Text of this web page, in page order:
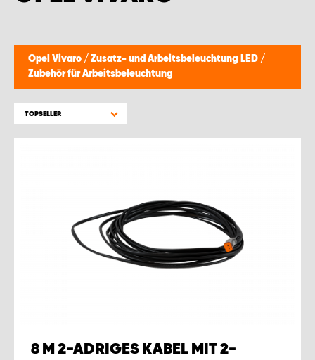
Opel Vivaro / Zusatz- und Arbeitsbeleuchtung LED /
Zubehör für Arbeitsbeleuchtung
TOPSELLER
8 M 2-ADRIGES KABEL MIT 2-
WORK SYSTEM GERA
WORK SYSTEM HAMBURG
WORK SYSTEM LUDWIGSHAFEN
WORK SYSTEM OSNABRÜCK
WORK SYSTEM STUTTGART